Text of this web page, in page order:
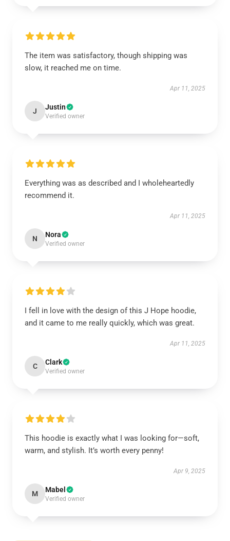
The item was satisfactory, though shipping was
slow, it reached me on time.
Apr 11, 2025
J Justin
Verified owner
Everything was as described and I wholeheartedly
recommend it.
Apr 11, 2025
N Nora
Verified owner
I fell in love with the design of this J Hope hoodie,
and it came to me really quickly, which was great.
Apr 11, 2025
C Clark
Verified owner
This hoodie is exactly what I was looking for—soft,
warm, and stylish. It’s worth every penny!
Apr 9, 2025
M Mabel
Verified owner